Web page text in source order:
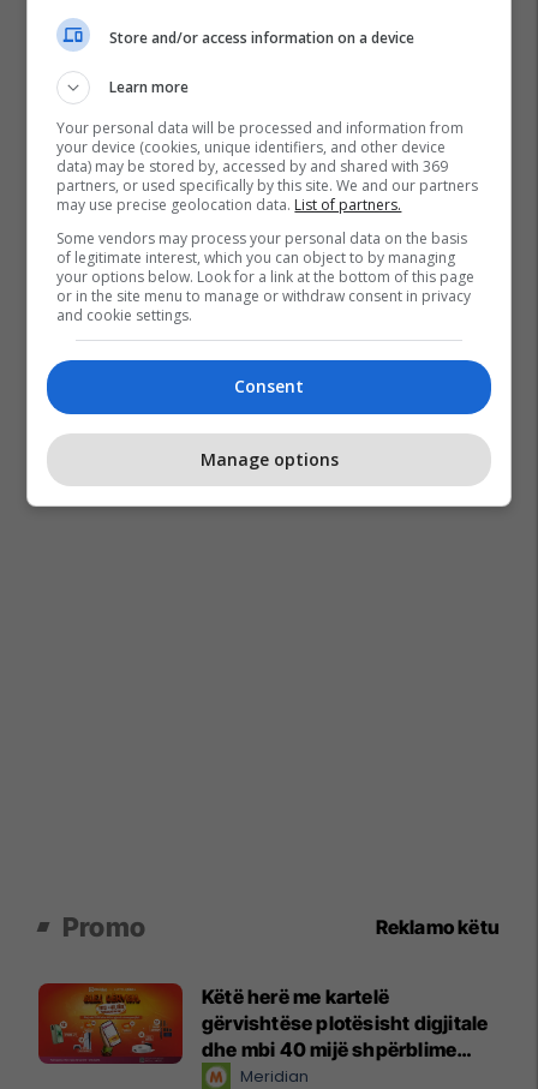
Promo Reklamo këtu
Këtë herë me kartelë
gërvishtëse plotësisht digjitale
dhe mbi 40 mijë shpërblime
instant!Meridian
Store and/or access information on a device
Learn more
Your personal data will be processed and information from
your device (cookies, unique identifiers, and other device
data) may be stored by, accessed by and shared with 369
partners, or used specifically by this site. We and our partners
may use precise geolocation data. List of partners.
Some vendors may process your personal data on the basis
of legitimate interest, which you can object to by managing
your options below. Look for a link at the bottom of this page
or in the site menu to manage or withdraw consent in privacy
and cookie settings.
Consent
Manage options